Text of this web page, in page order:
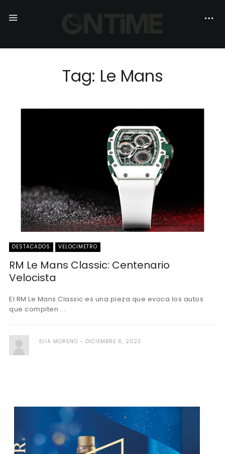
Tag: Le Mans
DESTACADOS VELOCIMETRO
RM Le Mans Classic: Centenario
Velocista
El RM Le Mans Classic es una pieza que evoca los autos
que compiten ...
ELIA MORENO DICIEMBRE 6, 2023